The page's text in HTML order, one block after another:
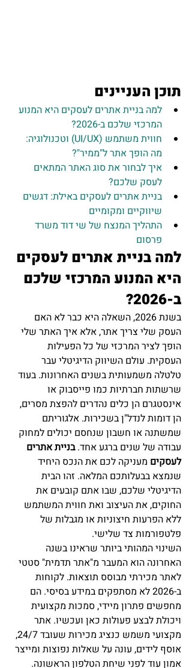
תוכן העניינים
למה בניית אתרים לעסקים היא המנוע
המרכזי שלכם ב-2026?
חווית משתמש (UI/UX) וטכנולוגיה:
מה הופך אתר ל"ממיר"?
איך לבחור את סוג האתר המתאים
לעסק שלכם?
בניית אתרים לעסקים באילת: דגשים
שיווקיים ומקומיים
התהליך המנצח של שי דוד משרד
פרסום
למה בניית אתרים לעסקים
היא המנוע המרכזי שלכם
ב-2026?
בשנת 2026, השאלה היא כבר לא האם
העסק שלי צריך אתר, אלא איך האתר שלי
הופך לציר המרכזי של כל הפעילות
העסקית. עולם השיווק הדיגיטלי עבר
טלטלה משמעותית בשנים האחרונות. בעוד
שרשתות חברתיות כמו פייסבוק או
אינסטגרם הן כלים נהדרים להפצת מסרים,
הן דומות לנדל"ן בשכירות. אלגוריתם
שמשתנה או חשבון שנחסם יכולים למחוק
עבודה של שנים ברגע אחד. בניית אתרים
לעסקים מעניקה לכם את הנכס היחיד
שנמצא בבעלותכם המלאה. זהו הבית
הדיגיטלי שלכם, שבו אתם קובעים את
החוקים, את העיצוב ואת חווית המשתמש
ללא הפרעות חיצוניות או מגבלות של
פלטפורמות צד שלישי.
השינוי המהותי ביותר שראינו בשנה
האחרונה הוא המעבר מ"אתר תדמית" סטטי
לאתר מכירתי מבוסס תוצאות. לקוחות
ב-2026 לא מסתפקים במידע בסיסי. הם
מחפשים פתרון מיידי, סמכות מקצועית
ויכולת לבצע פעולות כאן ועכשיו. אתר
מקצועי משמש כנציג מכירות שעובד 24/7,
אוסף לידים, עונה על שאלות נפוצות ומייצר
אמון עוד לפני שיחת הטלפון הראשונה.